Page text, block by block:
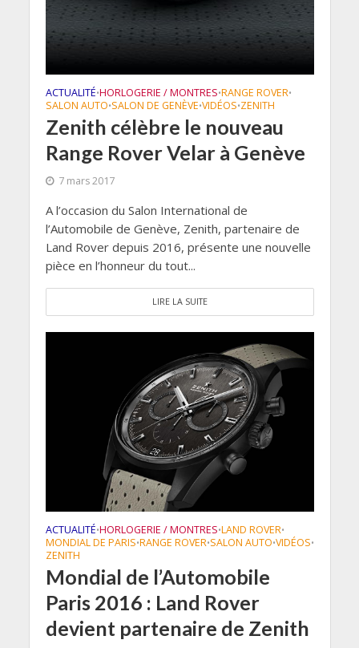
ACTUALITÉ•HORLOGERIE / MONTRES•RANGE ROVER•
SALON AUTO•SALON DE GENÈVE•VIDÉOS•ZENITH
Zenith célèbre le nouveau
Range Rover Velar à Genève
7 mars 2017
A l’occasion du Salon International de
l’Automobile de Genève, Zenith, partenaire de
Land Rover depuis 2016, présente une nouvelle
pièce en l’honneur du tout...
LIRE LA SUITE
ACTUALITÉ•HORLOGERIE / MONTRES•LAND ROVER•
MONDIAL DE PARIS•RANGE ROVER•SALON AUTO•VIDÉOS•
ZENITH
Mondial de l’Automobile
Paris 2016 : Land Rover
devient partenaire de Zenith